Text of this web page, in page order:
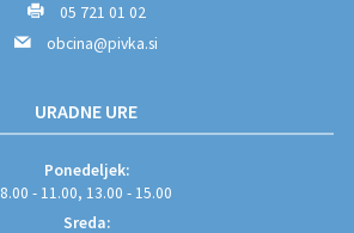
05 721 01 02
obcina@pivka.si
URADNE URE
Ponedeljek:
8.00 - 11.00, 13.00 - 15.00
Sreda: